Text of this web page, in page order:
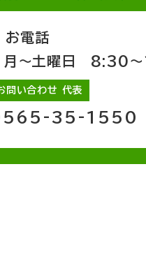
お電話
～土曜日 8:30
問い合わせ 代表
35-1550